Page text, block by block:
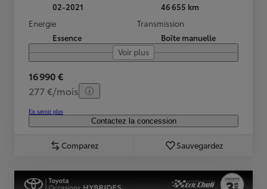
02-2021
46 655 km
Energie
Essence
Transmission
Boîte manuelle
Voir plus
16 990 €
277 €/mois
En savoir plus
Contactez la concession
Comparez Sauvegardez